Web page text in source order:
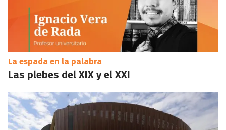
La espada en la palabra
Las plebes del XIX y el XXI